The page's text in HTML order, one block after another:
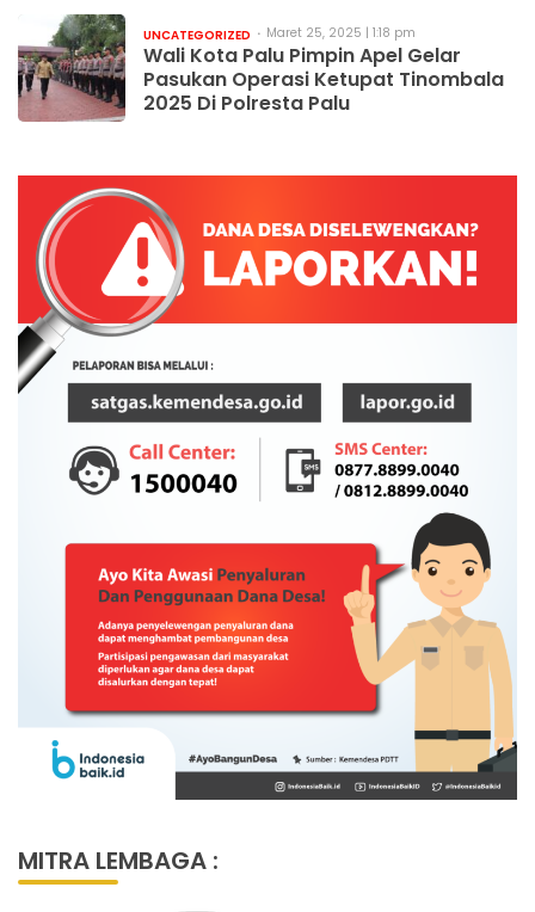
UNCATEGORIZED Maret 25, 2025 | 1:18 pm
Wali Kota Palu Pimpin Apel Gelar
Pasukan Operasi Ketupat Tinombala
2025 Di Polresta Palu
MITRA LEMBAGA :